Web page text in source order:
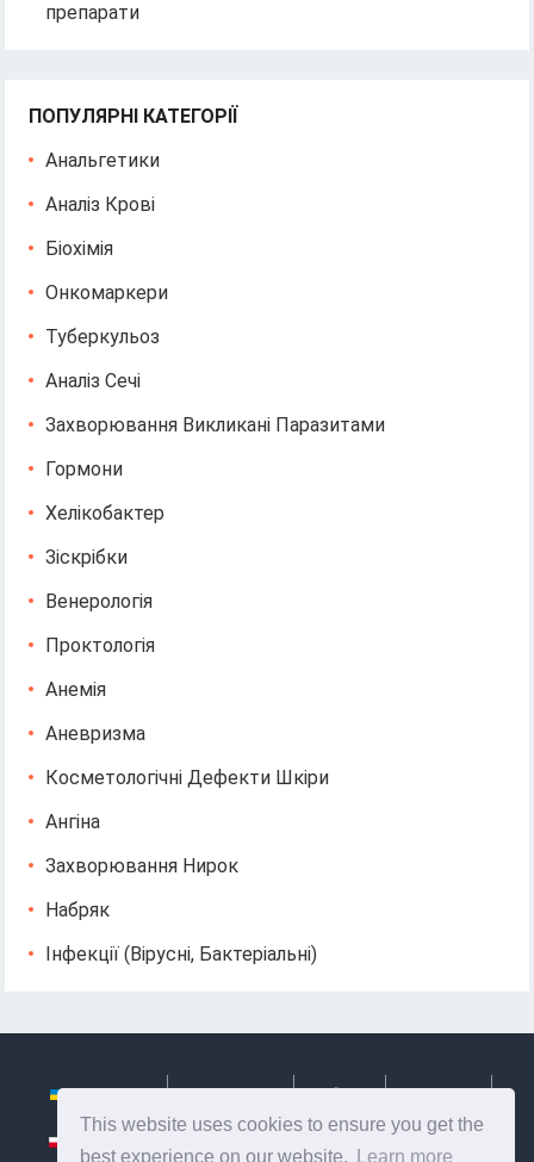
This website uses cookies to ensure you get the
best experience on our website.
Learn more
препарати
ПОПУЛЯРНІ КАТЕГОРІЇ
Анальгетики
Аналіз Крові
Біохімія
Онкомаркери
Туберкульоз
Аналіз Сечі
Захворювання Викликані Паразитами
Гормони
Хелікобактер
Зіскрібки
Венерологія
Проктологія
Анемія
Аневризма
Косметологічні Дефекти Шкіри
Ангіна
Захворювання Нирок
Набряк
Інфекції (вірусні, Бактеріальні)